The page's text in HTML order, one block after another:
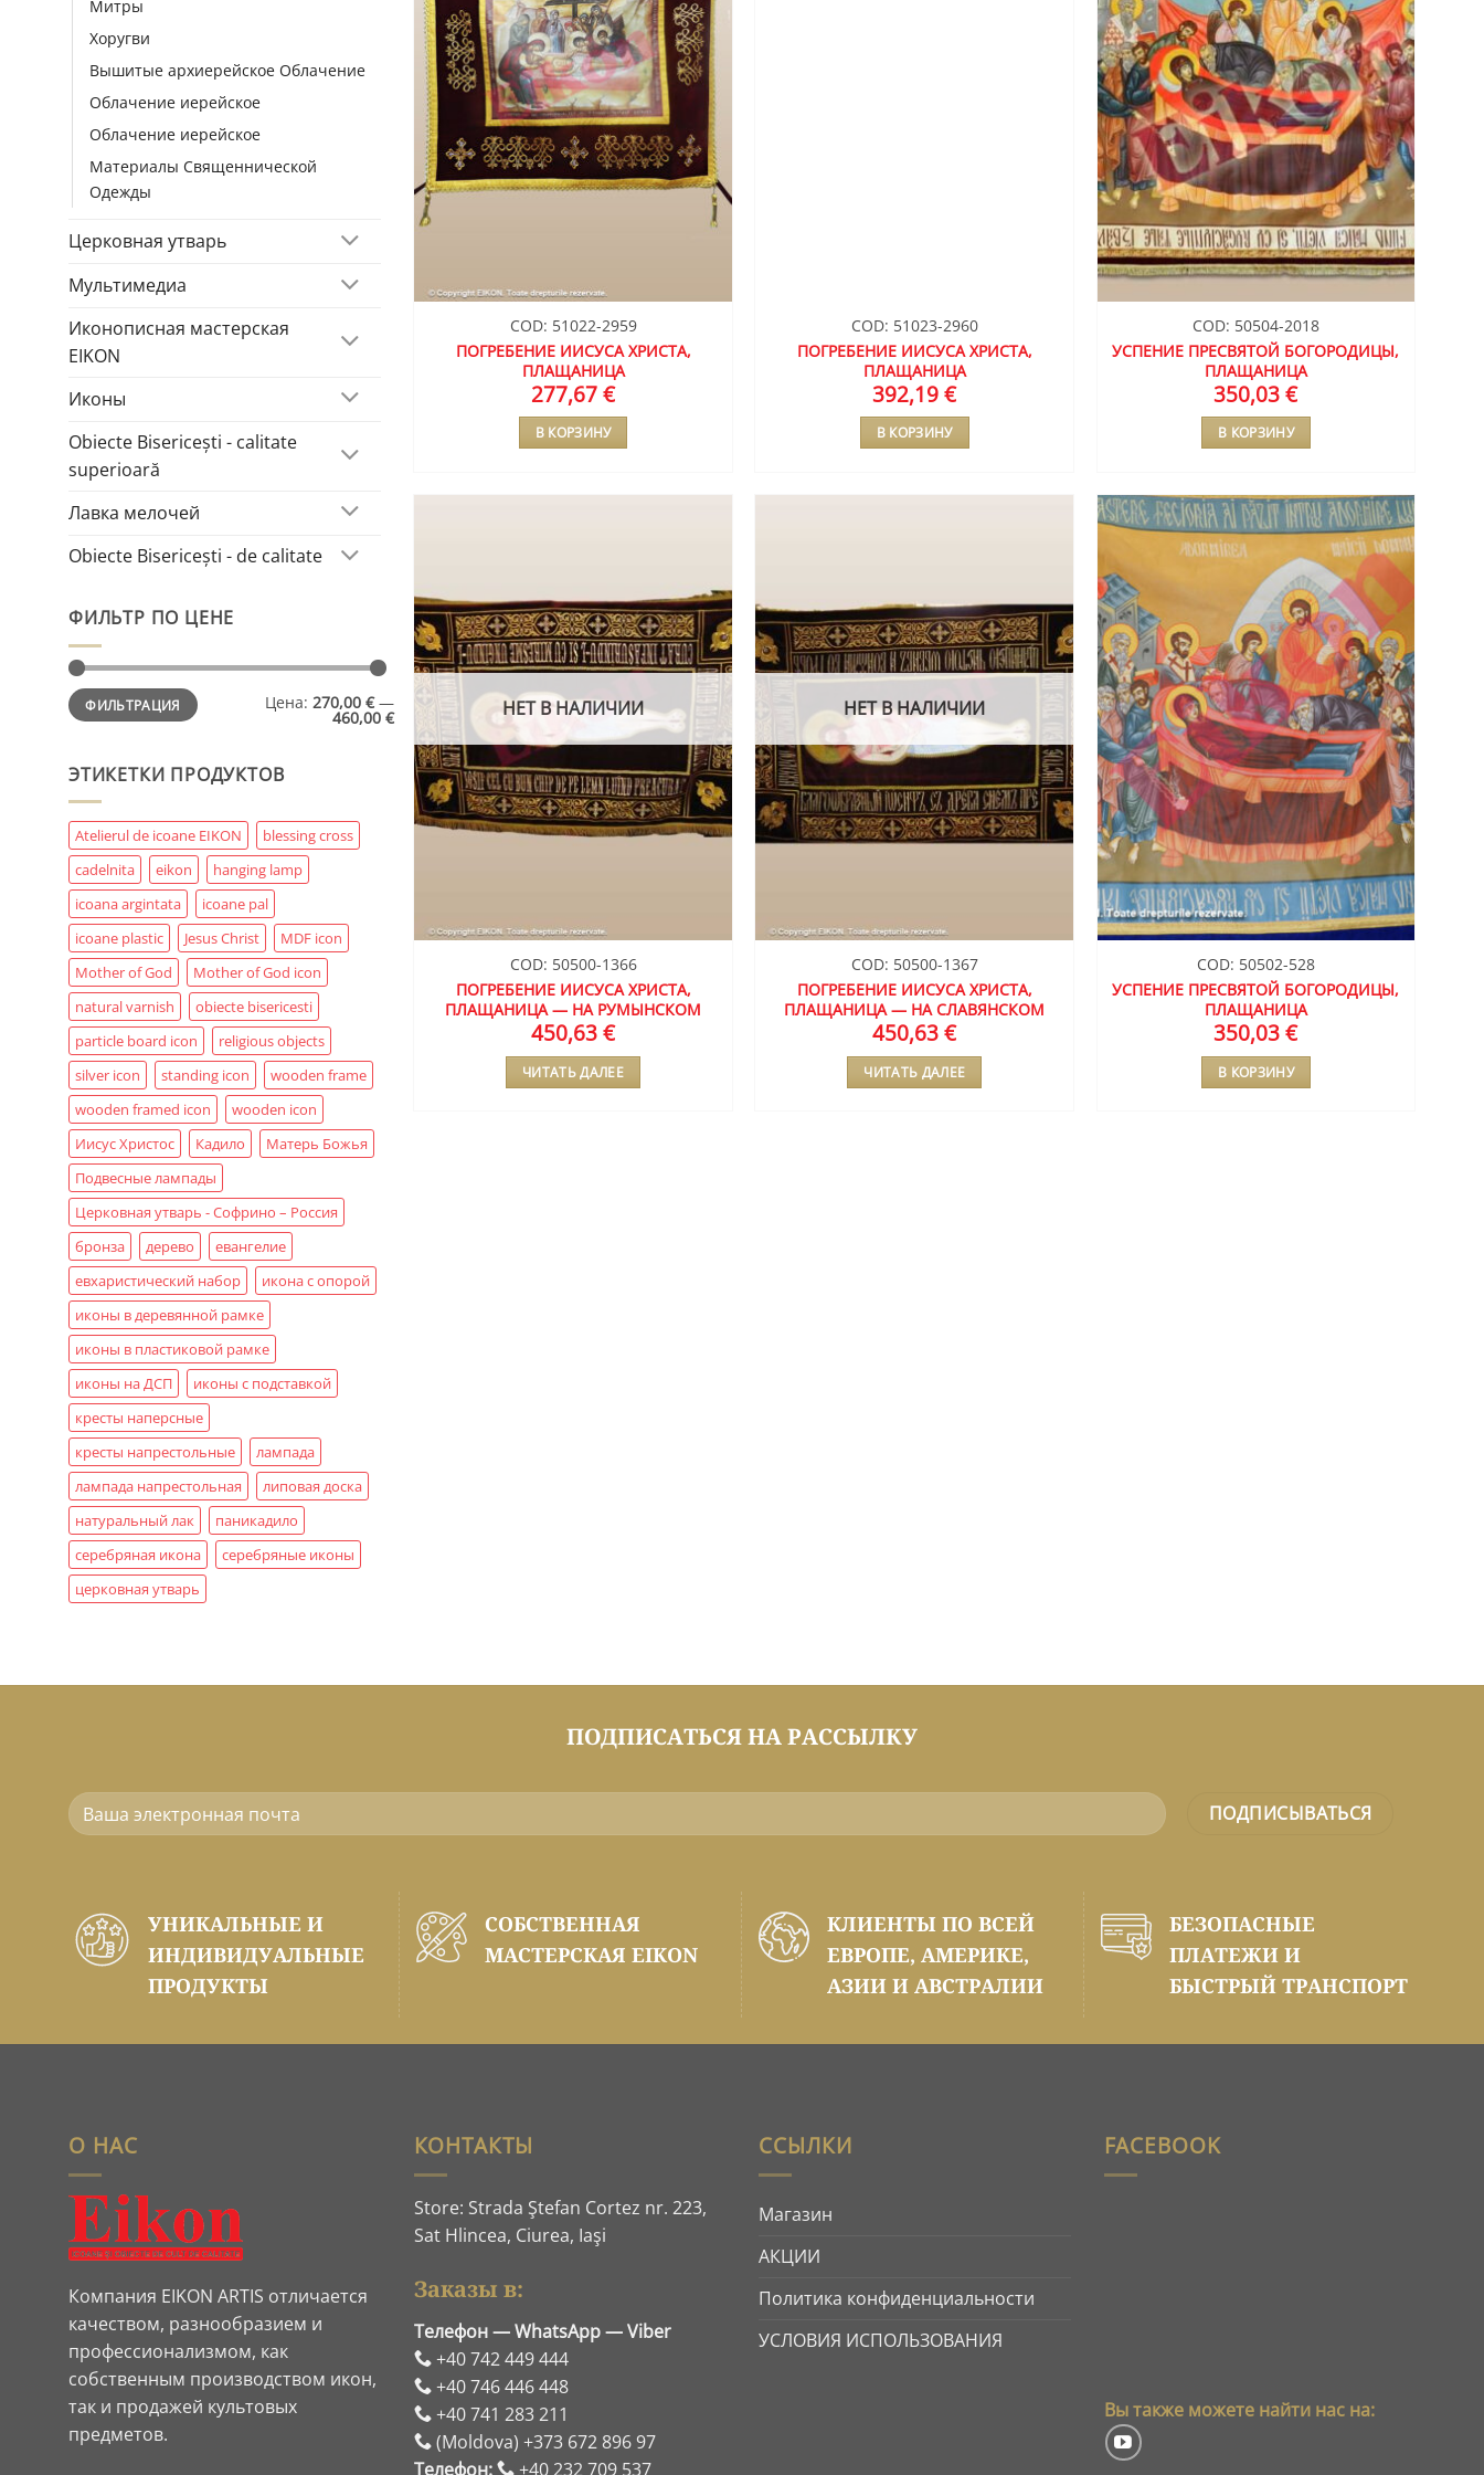
Митры
Хоругви
Вышитые aрхиерейскoе Облачение
Облачение иерейское
Облачение иерейское
Материалы Священнической
Одежды
Церковная утварь
Мультимедиа
Иконописная мастерская
EIKON
Иконы
Obiecte Bisericești - calitate
superioară
Лавка мелочей
Obiecte Bisericești - de calitate
ФИЛЬТР ПО ЦЕНЕ
Минимальная
цена
Максимальная
ценаФИЛЬТРАЦИЯ Цена: 270,00 €—
460,00 €
ЭТИКЕТКИ ПРОДУКТОВ
Atelierul de icoane EIKON
blessing cross
cadelnita
eikon
hanging lamp
icoana argintata
icoane pal
icoane plastic
Jesus Christ
MDF icon
Mother of God
Mother of God icon
natural varnish
obiecte bisericesti
particle board icon
religious objects
silver icon
standing icon
wooden frame
wooden framed icon
wooden icon
Иисус Христос
Кадило
Матерь Божья
Подвесные лампады
Церковная утварь - Софрино – Россия
бронза
дерево
евангелие
евхаристический набор
икона с опорой
иконы в деревянной рамке
иконы в пластиковой рамке
иконы на ДСП
иконы с подставкой
кресты наперсные
кресты напрестольные
лампада
лампада напрестольная
липовая доска
натуральный лак
паникадило
серебряная икона
серебряные иконы
церковная утварь
COD: 51022-2959
ПОГРЕБЕНИЕ ИИСУСА ХРИСТА,
ПЛАЩАНИЦА
277,67€
В КОРЗИНУ
COD: 51023-2960
ПОГРЕБЕНИЕ ИИСУСА ХРИСТА,
ПЛАЩАНИЦА
392,19€
В КОРЗИНУ
COD: 50504-2018
УСПЕНИЕ ПРЕСВЯТОЙ БОГОРОДИЦЫ,
ПЛАЩАНИЦА
350,03€
В КОРЗИНУ
ЖЕЛАНИЙ
НЕТ В НАЛИЧИИ
COD: 50500-1366
ПОГРЕБЕНИЕ ИИСУСА ХРИСТА,
ПЛАЩАНИЦА — НА РУМЫНСКОМ
450,63€
ЧИТАТЬ ДАЛЕЕ
НЕТ В НАЛИЧИИ
COD: 50500-1367
ПОГРЕБЕНИЕ ИИСУСА ХРИСТА,
ПЛАЩАНИЦА — НА СЛАВЯНСКОМ
450,63€
ЧИТАТЬ ДАЛЕЕ
ДОБАВИТЬ
В СПИСОК
ЖЕЛАНИЙ
COD: 50502-528
УСПЕНИЕ ПРЕСВЯТОЙ БОГОРОДИЦЫ,
ПЛАЩАНИЦА
350,03€
В КОРЗИНУ
ПОДПИСАТЬСЯ НА РАССЫЛКУ
УНИКАЛЬНЫЕ И
ИНДИВИДУАЛЬНЫЕ
ПРОДУКТЫ
СОБСТВЕННАЯ
МАСТЕРСКАЯ EIKON
КЛИЕНТЫ ПО ВСЕЙ
ЕВРОПЕ, АМЕРИКЕ,
АЗИИ И АВСТРАЛИИ
БЕЗОПАСНЫЕ
ПЛАТЕЖИ И
БЫСТРЫЙ ТРАНСПОРТ
О НАС
Компания EIKON ARTIS отличается
качеством, разнообразием и
профессионализмом, как
собственным производством икон,
так и продажей культовых
предметов.
КОНТАКТЫ
Store: Strada Ştefan Cortez nr. 223,
Sat Hlincea, Ciurea, Iaşi
Заказы в:
Телефон — WhatsApp — Viber
+40 742 449 444
+40 746 446 448
+40 741 283 211
(Moldova) +373 672 896 97
Телефон:
+40 232 709 537
ССЫЛКИ
Магазин
АКЦИИ
Политика конфиденциальности
УСЛОВИЯ ИСПОЛЬЗОВАНИЯ
FACEBOOK
Вы также можете найти нас на: